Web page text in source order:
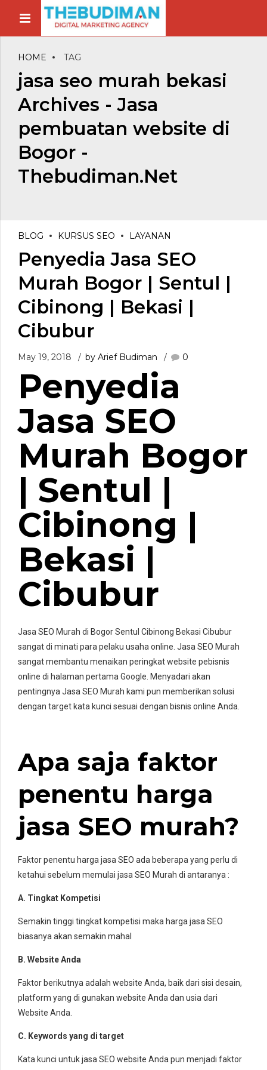
HOME TAG
jasa seo murah bekasi
Archives - Jasa
pembuatan website di
Bogor -
Thebudiman.Net
BLOG KURSUS SEO LAYANAN
Penyedia Jasa SEO
Murah Bogor | Sentul |
Cibinong | Bekasi |
Cibubur
May 19, 2018 by Arief Budiman 0
Penyedia
Jasa SEO
Murah Bogor
| Sentul |
Cibinong |
Bekasi |
Cibubur
Jasa SEO Murah di Bogor Sentul Cibinong Bekasi Cibubur
sangat di minati para pelaku usaha online. Jasa SEO Murah
sangat membantu menaikan peringkat website pebisnis
online di halaman pertama Google. Menyadari akan
pentingnya Jasa SEO Murah kami pun memberikan solusi
dengan target kata kunci sesuai dengan bisnis online Anda.
Apa saja faktor
penentu harga
jasa SEO murah?
Faktor penentu harga jasa SEO ada beberapa yang perlu di
ketahui sebelum memulai jasa SEO Murah di antaranya :
A. Tingkat Kompetisi
Semakin tinggi tingkat kompetisi maka harga jasa SEO
biasanya akan semakin mahal
B. Website Anda
Faktor berikutnya adalah website Anda, baik dari sisi desain,
platform yang di gunakan website Anda dan usia dari
Website Anda.
C. Keywords yang di target
Kata kunci untuk jasa SEO website Anda pun menjadi faktor